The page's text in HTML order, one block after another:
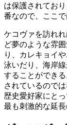
は保護されてお
番なので、ここで
ケコヴァを訪れ
ど夢のような雰
り、カレキョイ
泳いだり、海岸
することができ
されているので
歴史愛好家にと
最も刺激的な延長